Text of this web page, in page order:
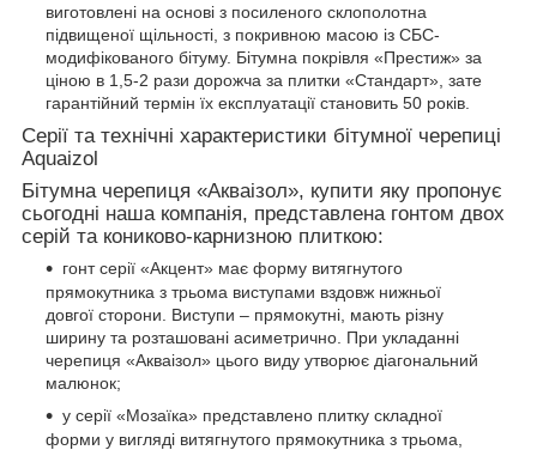
виготовлені на основі з посиленого склополотна
підвищеної щільності, з покривною масою із СБС-
модифікованого бітуму. Бітумна покрівля «Престиж» за
ціною в 1,5-2 рази дорожча за плитки «Стандарт», зате
гарантійний термін їх експлуатації становить 50 років.
Серії та технічні характеристики бітумної черепиці
Aquaizol
Бітумна черепиця «Акваізол», купити яку пропонує
сьогодні наша компанія, представлена гонтом двох
серій та кониково-карнизною плиткою:
гонт серії «Акцент» має форму витягнутого
прямокутника з трьома виступами вздовж нижньої
довгої сторони. Виступи – прямокутні, мають різну
ширину та розташовані асиметрично. При укладанні
черепиця «Акваізол» цього виду утворює діагональний
малюнок;
у серії «Мозаїка» представлено плитку складної
форми у вигляді витягнутого прямокутника з трьома,